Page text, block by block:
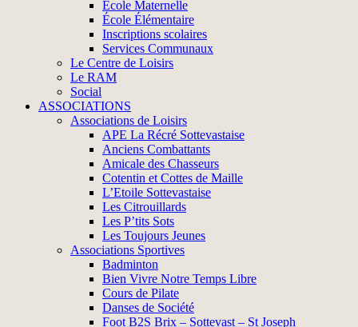
École Maternelle
École Élémentaire
Inscriptions scolaires
Services Communaux
Le Centre de Loisirs
Le RAM
Social
ASSOCIATIONS
Associations de Loisirs
APE La Récré Sottevastaise
Anciens Combattants
Amicale des Chasseurs
Cotentin et Cottes de Maille
L’Etoile Sottevastaise
Les Citrouillards
Les P’tits Sots
Les Toujours Jeunes
Associations Sportives
Badminton
Bien Vivre Notre Temps Libre
Cours de Pilate
Danses de Société
Foot B2S Brix – Sottevast – St Joseph